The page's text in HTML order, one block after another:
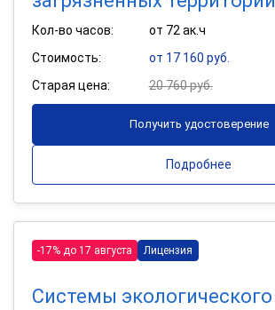
Кол-во часов:
от 72 ак.ч
Стоимость:
от 17 160 руб.
Старая цена:
20 760 руб.
Получить удостоверение
Подробнее
-17% до 17 августа Лицензия
Системы экологического